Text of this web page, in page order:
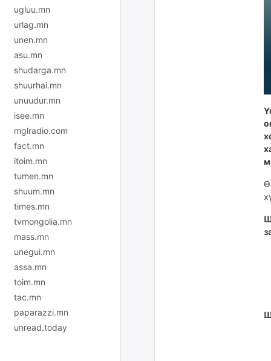
ugluu.mn
urlag.mn
unen.mn
asu.mn
shudarga.mn
shuurhai.mn
unuudur.mn
isee.mn
mglradio.com
fact.mn
itoim.mn
tumen.mn
shuum.mn
times.mn
tvmongolia.mn
mass.mn
unegui.mn
assa.mn
toim.mn
tac.mn
paparazzi.mn
unread.today